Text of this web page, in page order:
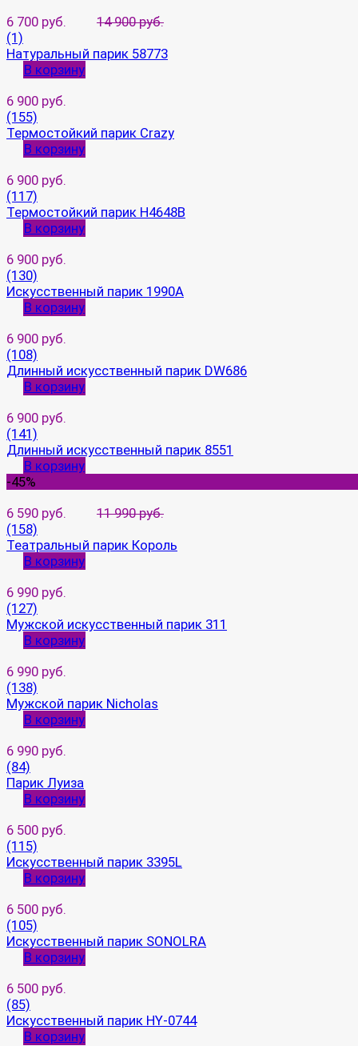
6 700 руб.
14 900 руб.
(1)
Натуральный парик 58773
В корзину
6 900 руб.
(155)
Термостойкий парик Crazy
В корзину
6 900 руб.
(117)
Термостойкий парик H4648B
В корзину
6 900 руб.
(130)
Искусственный парик 1990A
В корзину
6 900 руб.
(108)
Длинный искусственный парик DW686
В корзину
6 900 руб.
(141)
Длинный искусственный парик 8551
В корзину
-45%
6 590 руб.
11 990 руб.
(158)
Театральный парик Король
В корзину
6 990 руб.
(127)
Мужской искусственный парик 311
В корзину
6 990 руб.
(138)
Мужской парик Nicholas
В корзину
6 990 руб.
(84)
Парик Луиза
В корзину
6 500 руб.
(115)
Искусственный парик 3395L
В корзину
6 500 руб.
(105)
Искусственный парик SONOLRA
В корзину
6 500 руб.
(85)
Искусственный парик HY-0744
В корзину